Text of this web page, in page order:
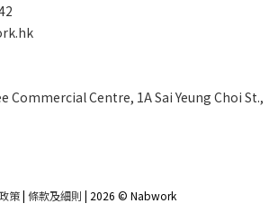
Commercial Centre, 1A Sai Yeung Choi St.,
策| 條款及細則 | 2026 © Nabwork